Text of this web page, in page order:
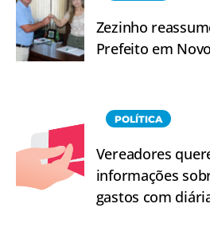
Zezinho
Prefeito em
POLÍTICA
Vereadores
informações
gastos com